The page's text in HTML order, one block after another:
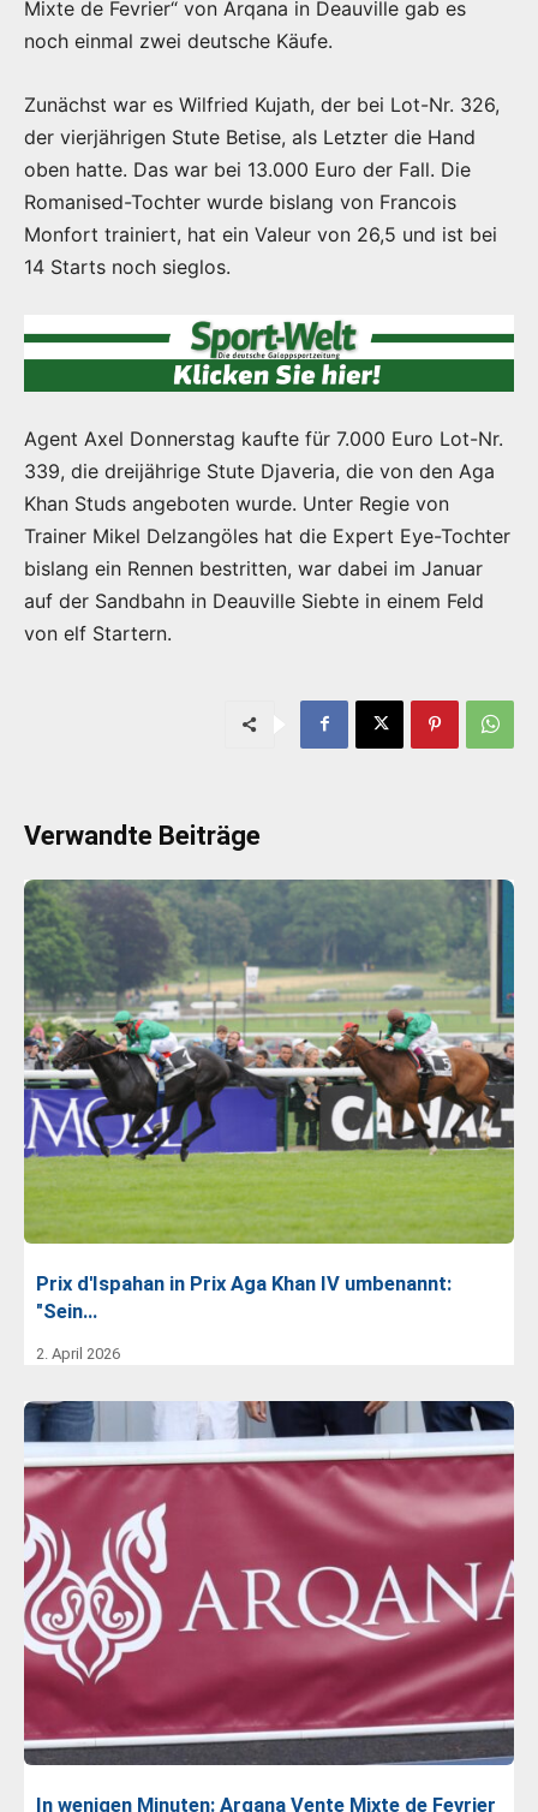
Mixte de Fevrier“ von Arqana in Deauville gab es
noch einmal zwei deutsche Käufe.
Zunächst war es Wilfried Kujath, der bei Lot-Nr. 326,
der vierjährigen Stute Betise, als Letzter die Hand
oben hatte. Das war bei 13.000 Euro der Fall. Die
Romanised-Tochter wurde bislang von Francois
Monfort trainiert, hat ein Valeur von 26,5 und ist bei
14 Starts noch sieglos.
Agent Axel Donnerstag kaufte für 7.000 Euro Lot-Nr.
339, die dreijährige Stute Djaveria, die von den Aga
Khan Studs angeboten wurde. Unter Regie von
Trainer Mikel Delzangöles hat die Expert Eye-Tochter
bislang ein Rennen bestritten, war dabei im Januar
auf der Sandbahn in Deauville Siebte in einem Feld
von elf Startern.
Verwandte Beiträge
Prix d'Ispahan in Prix Aga Khan IV umbenannt:
"Sein…
2. April 2026
In wenigen Minuten: Arqana Vente Mixte de Fevrier